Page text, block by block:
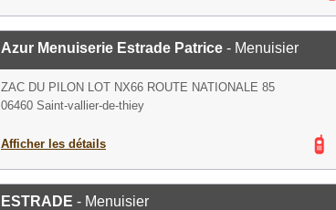
Azur Menuiserie Estrade Patrice - Menuisier
ZAC DU PILON LOT NX66 ROUTE NATIONALE 85
06460 Saint-vallier-de-thiey
Afficher les détails
ESTRADE - Menuisier